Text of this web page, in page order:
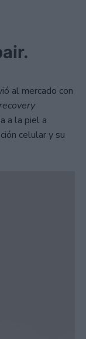
al mercado con
a la piel a
celular y su